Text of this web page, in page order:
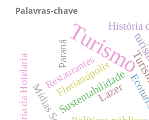
Palavras-chave
Turismo
Lazer
Sustentabilidade
Florianópolis
Restaurantes
Paraná
História
História da Hotelaria